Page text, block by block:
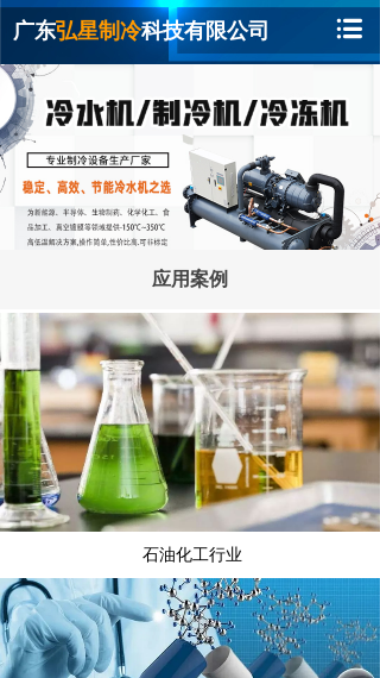
应用案例
石油化工行业
广东弘星制冷科技有限公司